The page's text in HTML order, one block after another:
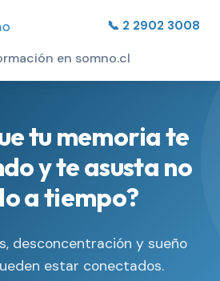
📞 2 2902 3008
en somno.cl
tu memoria te
y te asusta no
a tiempo?
desconcentración y sueño
estar conectados.